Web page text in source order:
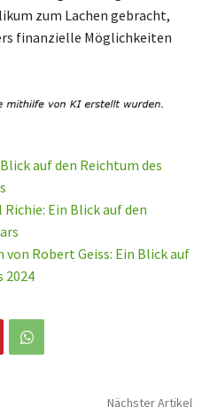
zum Lachen gebracht,
finanzielle Möglichkeiten
auf den Reichtum des
Ein Blick auf den
von Robert Geiss: Ein Blick auf
2024
Nächster Artikel